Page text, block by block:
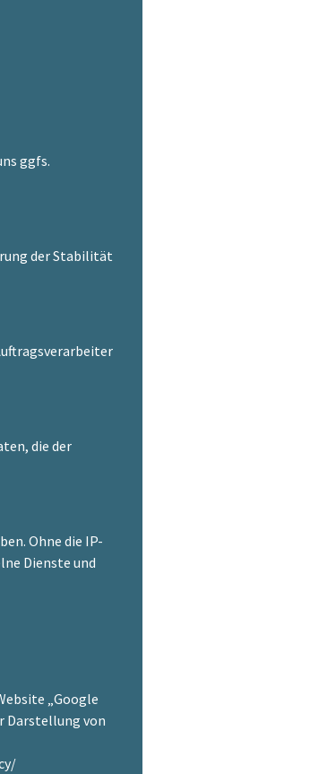
ggfs.
der Stabilität
die der
Ohne die IP-
Dienste und
„Google
Darstellung von